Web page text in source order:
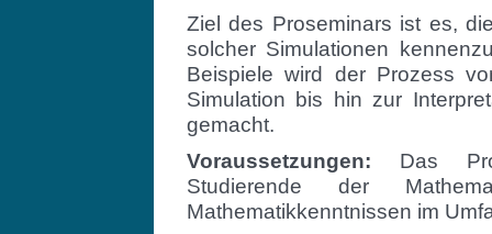
Ziel des Proseminars ist es,
solcher Simulationen
Beispiele wird der Prozess
Simulation bis hin zur
gemacht.
Voraussetzungen: Das
Studierende der
Mathematikkenntnissen im